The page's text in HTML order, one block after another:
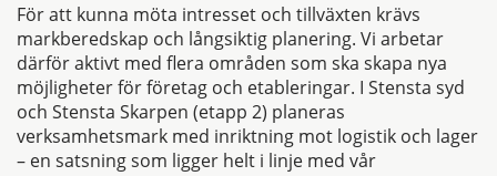
För att kunna möta intresset och tillväxten krävs
markberedskap och långsiktig planering. Vi arbetar
därför aktivt med flera områden som ska skapa nya
möjligheter för företag och etableringar. I Stensta syd
och Stensta Skarpen (etapp 2) planeras
verksamhetsmark med inriktning mot logistik och lager
– en satsning som ligger helt i linje med vår